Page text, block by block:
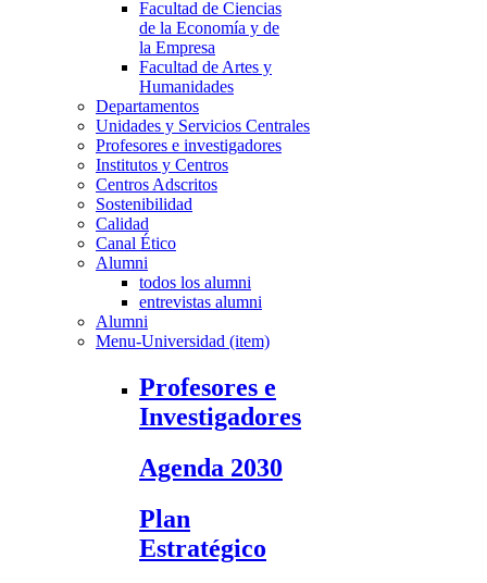
Facultad de Ciencias
de la Economía y de
la Empresa
Facultad de Artes y
Humanidades
Departamentos
Unidades y Servicios Centrales
Profesores e investigadores
Institutos y Centros
Centros Adscritos
Sostenibilidad
Calidad
Canal Ético
Alumni
todos los alumni
entrevistas alumni
Alumni
Menu-Universidad (item)
Profesores e
Investigadores
Agenda 2030
Plan
Estratégico